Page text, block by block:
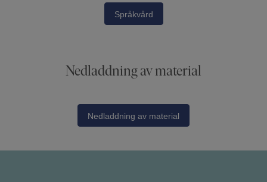
Språkvård
Nedladdning av material
Nedladdning av material